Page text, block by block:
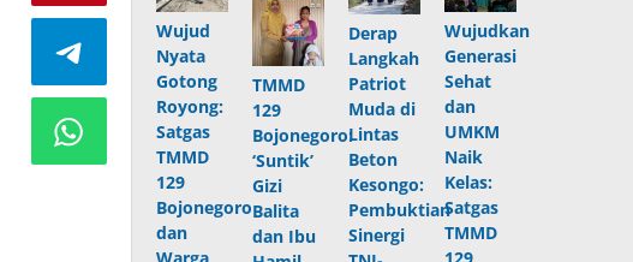
Wujud
Nyata
Gotong
Royong:
Satgas
TMMD
129
Bojonegoro
dan
TMMD
129
Bojonegoro:
‘Suntik’
Gizi
Balita
dan Ibu
Derap
Langkah
Patriot
Muda di
Lintas
Beton
Kesongo:
Pembuktian
Sinergi
Wujudkan
Generasi
Sehat
dan
UMKM
Naik
Kelas:
Satgas
TMMD